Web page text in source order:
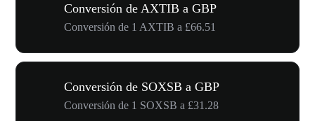
Conversión de AXTIB a GBP
Conversión de 1 AXTIB a £66.51
Conversión de SOXSB a GBP
Conversión de 1 SOXSB a £31.28